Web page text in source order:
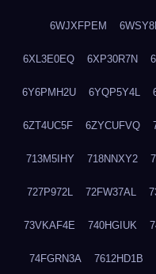
6WJXFPEM
6XL3E0EQ 6XP30R7N
6Y6PMH2U 6YQP5Y4L
6ZT4UC5F 6ZYCUFVQ
713M5IHY 718NNXY2
727P972L 72FW37AL
73VKAF4E 740HGIUK
74FGRN3A 7612HD1B